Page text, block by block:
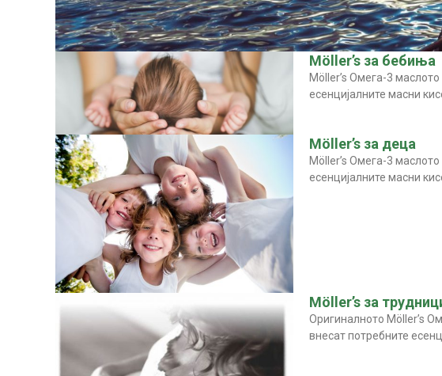
Möller’s за бебиња
Möller’s Омега-3
есенцијалните масни
Möller’s за деца
Möller’s Омега-3
есенцијалните масни
Möller’s за
Оригиналното Möller’s
внесат потребните